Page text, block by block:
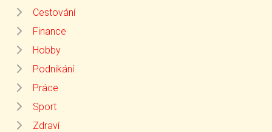
Cestování
Finance
Hobby
Podnikání
Práce
Sport
Zdraví